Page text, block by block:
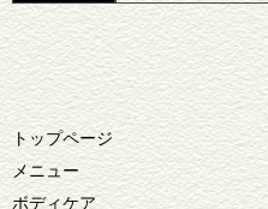
トップページ
メニュー
ボディケア